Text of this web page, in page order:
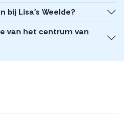
bij Lisa's Weelde?
van het centrum van